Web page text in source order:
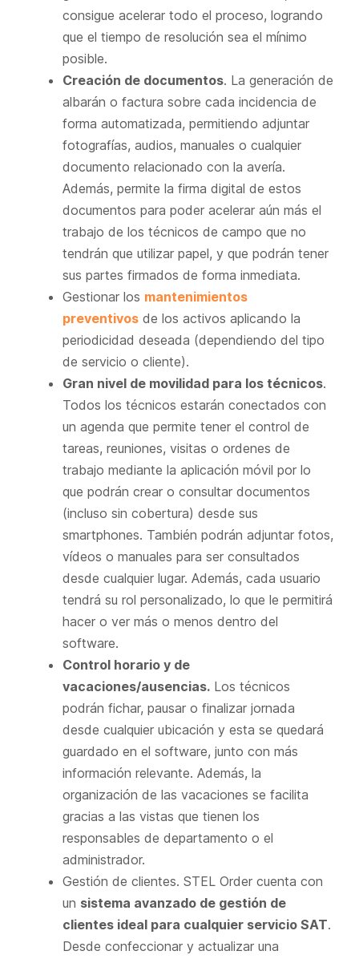
consigue acelerar todo el proceso, logrando
que el tiempo de resolución sea el mínimo
posible.
Creación de documentos. La generación de
albarán o factura sobre cada incidencia de
forma automatizada, permitiendo adjuntar
fotografías, audios, manuales o cualquier
documento relacionado con la avería.
Además, permite la firma digital de estos
documentos para poder acelerar aún más el
trabajo de los técnicos de campo que no
tendrán que utilizar papel, y que podrán tener
sus partes firmados de forma inmediata.
Gestionar los mantenimientos
preventivos de los activos aplicando la
periodicidad deseada (dependiendo del tipo
de servicio o cliente).
Gran nivel de movilidad para los técnicos.
Todos los técnicos estarán conectados con
un agenda que permite tener el control de
tareas, reuniones, visitas o ordenes de
trabajo mediante la aplicación móvil por lo
que podrán crear o consultar documentos
(incluso sin cobertura) desde sus
smartphones. También podrán adjuntar fotos,
vídeos o manuales para ser consultados
desde cualquier lugar. Además, cada usuario
tendrá su rol personalizado, lo que le permitirá
hacer o ver más o menos dentro del
software.
Control horario y de
vacaciones/ausencias. Los técnicos
podrán fichar, pausar o finalizar jornada
desde cualquier ubicación y esta se quedará
guardado en el software, junto con más
información relevante. Además, la
organización de las vacaciones se facilita
gracias a las vistas que tienen los
responsables de departamento o el
administrador.
Gestión de clientes. STEL Order cuenta con
un sistema avanzado de gestión de
clientes ideal para cualquier servicio SAT.
Desde confeccionar y actualizar una